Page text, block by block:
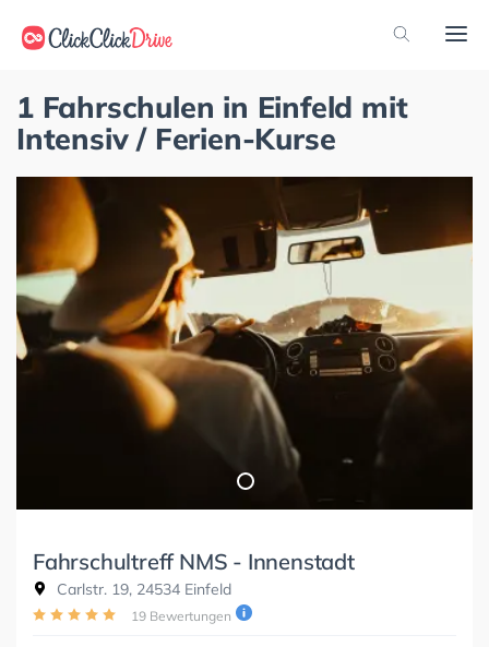
1 Fahrschulen in Einfeld mit
Intensiv / Ferien-Kurse
Fahrschultreff NMS - Innenstadt
Carlstr. 19, 24534 Einfeld
19 Bewertungen